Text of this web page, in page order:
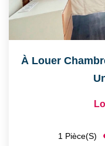
À Louer
1 Pièce(s)